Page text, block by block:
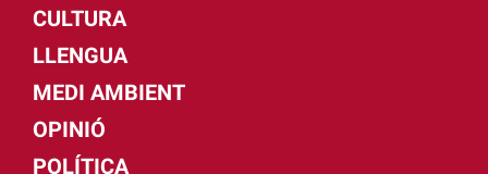
CULTURA
LLENGUA
MEDI AMBIENT
OPINIÓ
POLÍTICA